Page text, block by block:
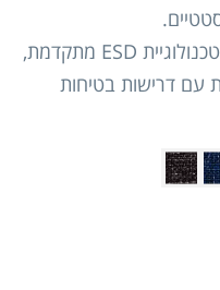
הוא משלב נוחות וארגונומיה עם טכנולוגיית ESD מתקדמת,
עם דרישות בטיחות